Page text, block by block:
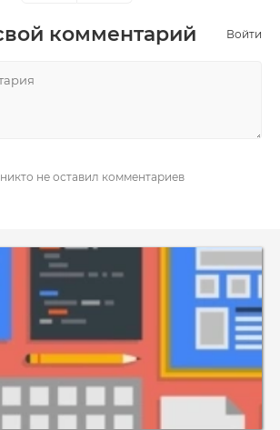
комментарий Войти
не оставил комментариев